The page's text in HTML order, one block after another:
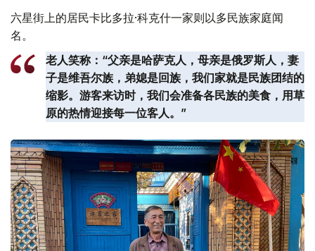
六星街上的居民卡比多拉·科克什一家则以多民族家庭闻
名。
老人笑称：“父亲是哈萨克人，母亲是俄罗斯人，妻
子是维吾尔族，弟媳是回族，我们家就是民族团结的
缩影。游客来访时，我们会准备各民族的美食，用草
原的热情迎接每一位客人。”